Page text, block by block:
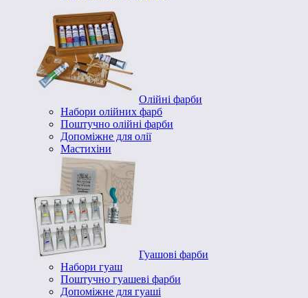
Олійні фарби
Набори олійних фарб
Поштучно олійні фарби
Допоміжне для олії
Мастихіни
Гуашові фарби
Набори гуаш
Поштучно гуашеві фарби
Допоміжне для гуаші